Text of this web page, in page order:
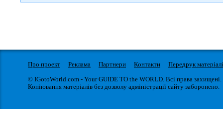
Про проект Реклама Партнери Контакти
Передрук
© IGotoWorld.com - Your GUIDE TO the WORLD. Всі права захищені.
Копіювання матеріалів без дозволу адміністрації сайту заборонено.